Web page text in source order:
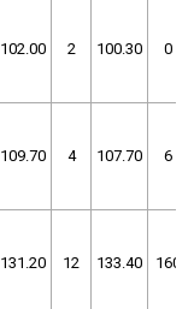
102.00 2 100.30 0
109.70 4 107.70 6
131.20 12 133.40 160